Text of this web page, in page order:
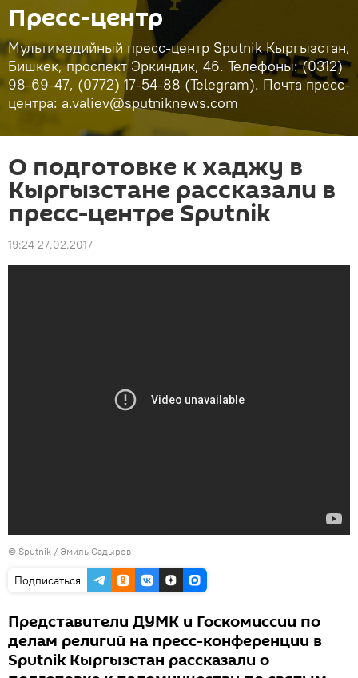
Пресс-центр
Мультимедийный пресс-центр Sputnik Кыргызстан,
Бишкек, проспект Эркиндик, 46. Телефоны: (0312)
98-69-47, (0772) 17-54-88 (Telegram). Почта пресс-
центра: a.valiev@sputniknews.com
О подготовке к хаджу в
Кыргызстане рассказали в
пресс-центре Sputnik
19:24 27.02.2017
© Sputnik / Эмиль Садыров
Подписаться
Представители ДУМК и Госкомиссии по
делам религий на пресс-конференции в
Sputnik Кыргызстан рассказали о